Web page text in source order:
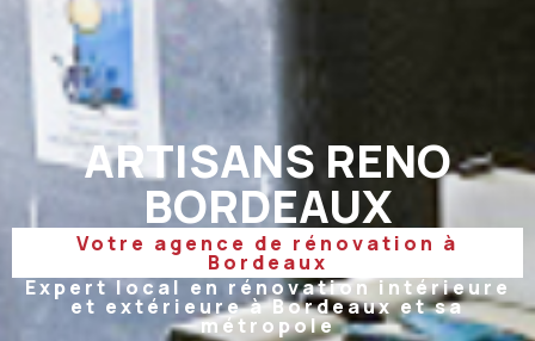
ARTISANS RENO
BORDEAUX
Votre agence de rénovation à
Bordeaux
Expert local en rénovation intérieure
et extérieure à Bordeaux et sa
métropole